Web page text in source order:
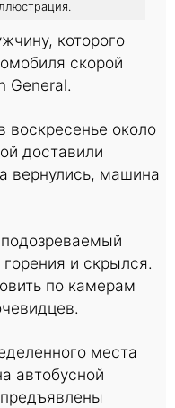
которого
скорой
General.
около
доставили
вернулись, машина
и скрылся.
по камерам
места
автобусной